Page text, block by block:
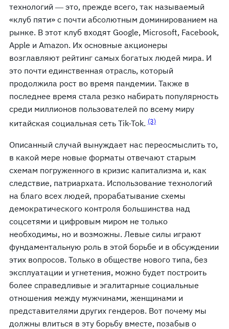
технологий ― это, прежде всего, так называемый
«клуб пяти» с почти абсолютным доминированием на
рынке. В этот клуб входят Google, Microsoft, Facebook,
Apple и Amazon. Их основные акционеры
возглавляют рейтинг самых богатых людей мира. И
это почти единственная отрасль, который
продолжила рост во время пандемии. Также в
последнее время стала резко набирать популярность
среди миллионов пользователей по всему миру
китайская социальная сеть Tik-Tok. (3)
Описанный случай вынуждает нас переосмыслить то,
в какой мере новые форматы отвечают старым
схемам погруженного в кризис капитализма и, как
следствие, патриархата. Использование технологий
на благо всех людей, прорабатывание схемы
демократического контроля большинства над
соцсетями и цифровым миром не только
необходимы, но и возможны. Левые силы играют
фундаментальную роль в этой борьбе и в обсуждении
этих вопросов. Только в обществе нового типа, без
эксплуатации и угнетения, можно будет построить
более справедливые и эгалитарные социальные
отношения между мужчинами, женщинами и
представителями других гендеров. Вот почему мы
должны влиться в эту борьбу вместе, позабыв о